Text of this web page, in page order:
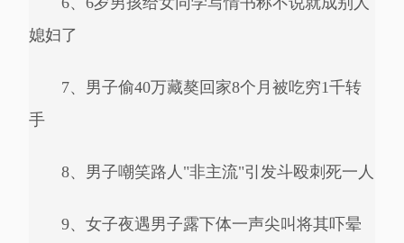
媳妇了
7、男子偷40万藏獒回家8个月被吃穷1千转
手
8、男子嘲笑路人"非主流"引发斗殴刺死一人
9、女子夜遇男子露下体一声尖叫将其吓晕